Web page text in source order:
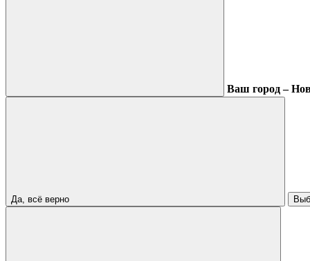
Ваш город –
Да, всё верно